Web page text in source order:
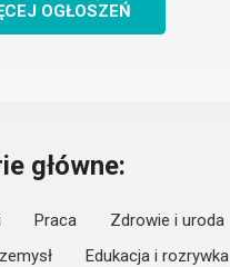
OGŁOSZEŃ
główne:
Praca Zdrowie i uroda
Edukacja i rozrywka